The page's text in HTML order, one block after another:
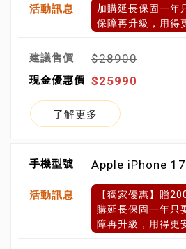
加購延長保固一年
保障再升級，用得
$28900
$25990
了解更多
Apple iPhone
【獨家優惠】贈
購延長保固一年只
障再升級，用得更